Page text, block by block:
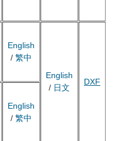
English
/ 繁中
English
/ 日文
DXF
English
/ 繁中